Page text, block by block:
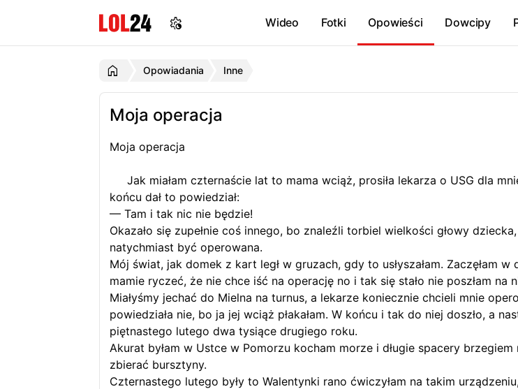
Wideo Fotki Opowieści Dowcipy
Opowiadania Inne
Moja operacja
Moja operacja
Jak miałam czternaście lat to mama wciąż, prosiła lekarza o USG dla
końcu dał to powiedział:
— Tam i tak nic nie będzie!
Okazało się zupełnie coś innego, bo znaleźli torbiel wielkości głowy
natychmiast być operowana.
Mój świat, jak domek z kart legł w gruzach, gdy to usłyszałam. Zaczęłam w
mamie ryczeć, że nie chce iść na operację no i tak się stało nie poszłam na
Miałyśmy jechać do Mielna na turnus, a lekarze koniecznie chcieli mnie
powiedziała nie, bo ja jej wciąż płakałam. W końcu i tak do niej doszło, a
piętnastego lutego dwa tysiące drugiego roku.
Akurat byłam w Ustce w Pomorzu kocham morze i długie spacery brzegiem
zbierać bursztyny.
Czternastego lutego były to Walentynki rano ćwiczyłam na takim